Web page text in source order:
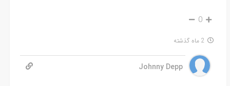
0
2 ماه گذشته
Johnny Depp